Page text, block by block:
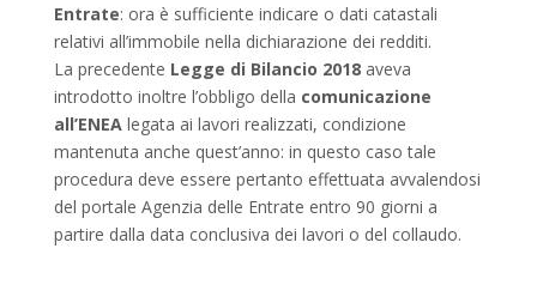
Entrate: ora è sufficiente indicare o dati catastali
relativi all’immobile nella dichiarazione dei redditi.
La precedente Legge di Bilancio 2018aveva
introdotto inoltre l’obbligo della comunicazione
all’ENEAlegata ai lavori realizzati, condizione
mantenuta anche quest’anno: in questo caso tale
procedura deve essere pertanto effettuata avvalendosi
del portale Agenzia delle Entrate entro 90 giorni a
partire dalla data conclusiva dei lavori o del collaudo.